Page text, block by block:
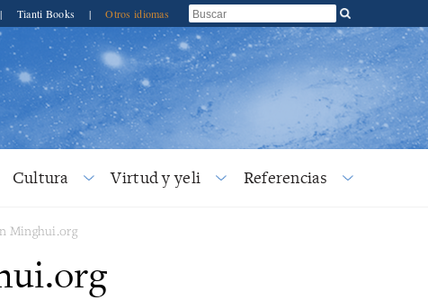
| Tianti Books | Otros idiomas
Cultura Virtud y yeli Referencias
Minghui.org